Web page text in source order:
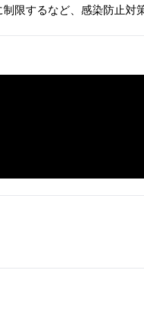
限するなど、感染防止対